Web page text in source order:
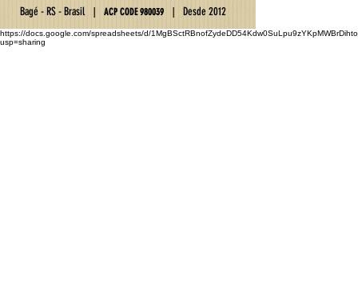
Bagé - RS - Brasil|ACP CODE980039 |Desde 2012
https://docs.google.com/spreadsheets/d/
usp=sharing